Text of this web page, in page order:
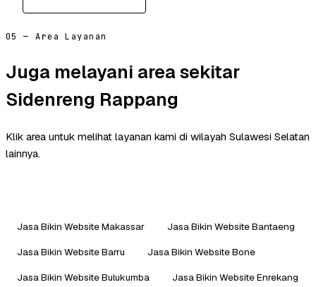
05 — Area Layanan
Juga melayani area sekitar
Sidenreng Rappang
Klik area untuk melihat layanan kami di wilayah Sulawesi Selatan
lainnya.
Jasa Bikin Website Makassar
Jasa Bikin Website Bantaeng
Jasa Bikin Website Barru
Jasa Bikin Website Bone
Jasa Bikin Website Bulukumba
Jasa Bikin Website Enrekang